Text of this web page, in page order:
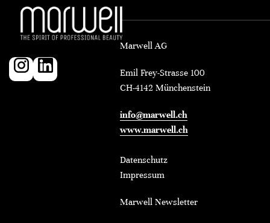
Marwell AG
Emil Frey-Strasse 100
CH-4142 Münchenstein
info@marwell.ch
www.marwell.ch
Datenschutz
Impressum
Marwell Newsletter